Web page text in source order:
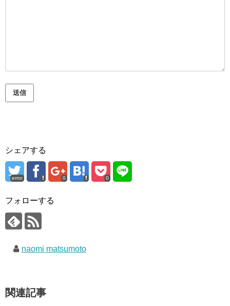
送信
シェアする
error 0 0
フォローする
naomi matsumoto
関連記事